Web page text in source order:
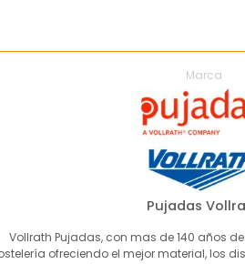
Marca
Pujadas
Vollrath Pujadas, con mas de 140 años
ofreciendo el mejor material, los